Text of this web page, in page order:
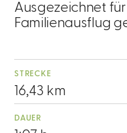
Ausgezeichnet
Familienausflug
STRECKE
16,43 km
DAUER